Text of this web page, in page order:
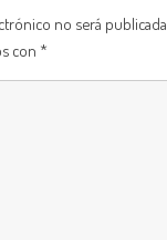
no será publicada.
con *